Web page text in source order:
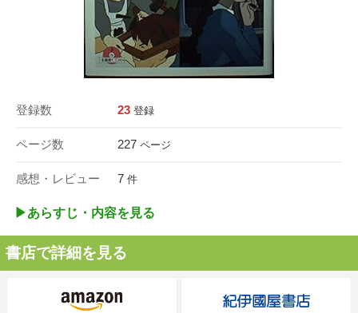
登録数 23 登録
ページ数 227 ページ
感想・レビュー 7 件
▶︎あらすじ・内容を見る
書店で詳細を見る